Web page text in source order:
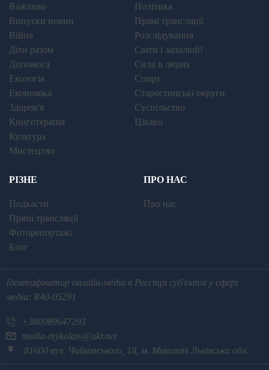
Важливо
Випуски новин
Війна
Діти разом
Допомога
Екологія
Економіка
Здоров'я
Книготерапія
Культура
Мистецтво
Політика
Прямі трансляції
Розслідування
Світи і запалюй!
Сила в людях
Спорт
Старостинські округи
Суспільство
Цікаво
РІЗНЕ
Подкасти
Прямі трансляції
Фоторепортажі
Блог
ПРО НАС
Про нас
Ідентифікатор онлайн-медіа в Реєстрі суб'єктів у сфері
медіа: R40-05291
+380989647293
media-mykolaiv@ukr.net
81600 вул. Чайковського, 18, м. Миколаїв Львівська обл.